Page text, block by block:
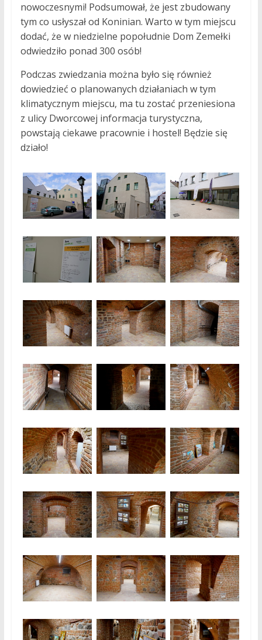
nowoczesnymi! Podsumował, że jest zbudowany
tym co usłyszał od Koninian. Warto w tym miejscu
dodać, że w niedzielne popołudnie Dom Zemełki
odwiedziło ponad 300 osób!
Podczas zwiedzania można było się również
dowiedzieć o planowanych działaniach w tym
klimatycznym miejscu, ma tu zostać przeniesiona
z ulicy Dworcowej informacja turystyczna,
powstają ciekawe pracownie i hostel! Będzie się
działo!